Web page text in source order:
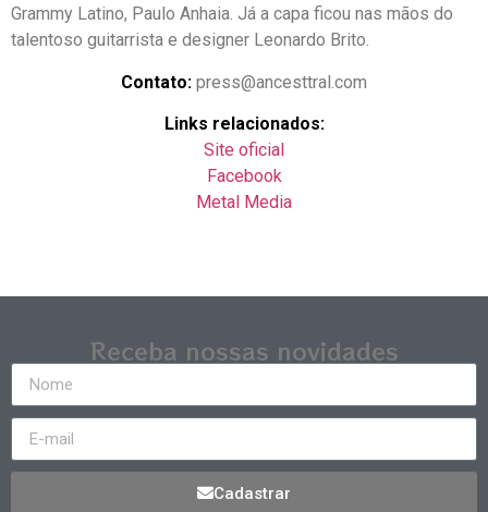
Grammy Latino, Paulo Anhaia. Já a capa ficou nas mãos do
talentoso guitarrista e designer Leonardo Brito.
Contato: press@ancesttral.com
Links relacionados:
Site oficial
Facebook
Metal Media
Receba nossas novidades
Cadastrar